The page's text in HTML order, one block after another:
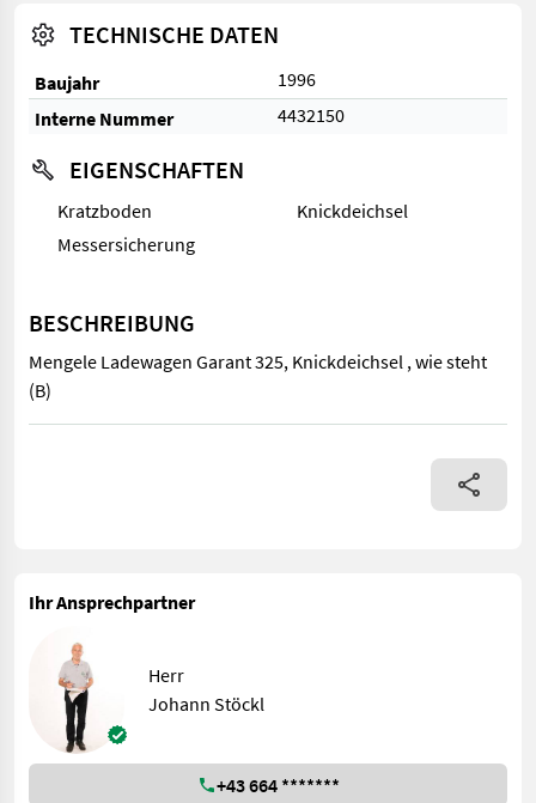
TECHNISCHE DATEN
Baujahr
1996
Interne Nummer
4432150
EIGENSCHAFTEN
Kratzboden
Knickdeichsel
Messersicherung
BESCHREIBUNG
Mengele Ladewagen Garant 325, Knickdeichsel , wie steht
(B)
Mengele Ladewagen Garant 325, Knickdeichsel , wie steht (B)
Ihr Ansprechpartner
Herr
Johann Stöckl
+43 664 *******